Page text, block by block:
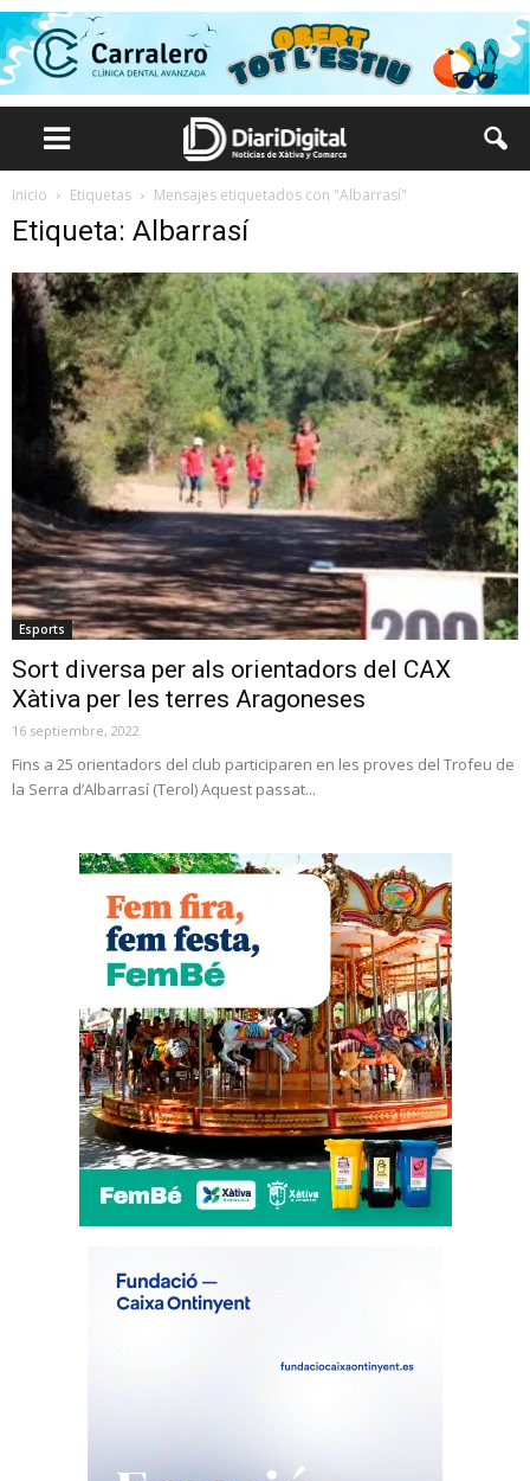
Inicio Etiquetas Mensajes etiquetados con "Albarrasí"
Etiqueta: Albarrasí
Esports
Sort diversa per als orientadors del CAX
Xàtiva per les terres Aragoneses
16 septiembre, 2022
Fins a 25 orientadors del club participaren en les proves del Trofeu de
la Serra d’Albarrasí (Terol) Aquest passat...